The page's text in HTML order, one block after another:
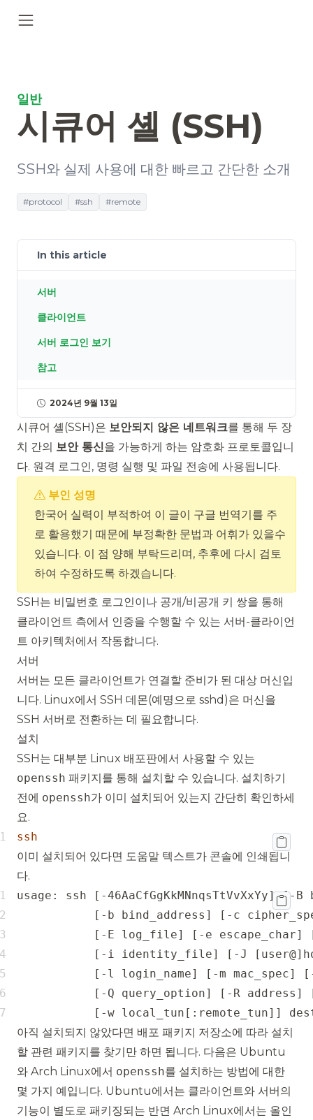
일반
시큐어 셸 (SSH)
SSH와 실제 사용에 대한 빠르고 간단한 소개
#protocol #ssh #remote
시큐어 셸(SSH)은 보안되지 않은 네트워크를 통해 두 장
치 간의 보안 통신을 가능하게 하는 암호화 프로토콜입니
다. 원격 로그인, 명령 실행 및 파일 전송에 사용됩니다.
부인 성명
한국어 실력이 부적하여 이 글이 구글 번역기를 주
로 활용했기 때문에 부정확한 문법과 어휘가 있을수
있습니다. 이 점 양해 부탁드리며, 추후에 다시 검토
하여 수정하도록 하겠습니다.
SSH는 비밀번호 로그인이나 공개/비공개 키 쌍을 통해
클라이언트 측에서 인증을 수행할 수 있는 서버-클라이언
트 아키텍처에서 작동합니다.
서버
서버는 모든 클라이언트가 연결할 준비가 된 대상 머신입
니다. Linux에서 SSH 데몬(예명으로 sshd)은 머신을
SSH 서버로 전환하는 데 필요합니다.
설치
SSH는 대부분 Linux 배포판에서 사용할 수 있는
openssh 패키지를 통해 설치할 수 있습니다. 설치하기
전에 openssh가 이미 설치되어 있는지 간단히 확인하세
요.
ssh
이미 설치되어 있다면 도움말 텍스트가 콘솔에 인쇄됩니
다.
[-w local_tun[:remote_tun]]
아직 설치되지 않았다면 배포 패키지 저장소에 따라 설치
할 관련 패키지를 찾기만 하면 됩니다. 다음은 Ubuntu
와 Arch Linux에서 openssh를 설치하는 방법에 대한
몇 가지 예입니다. Ubuntu에서는 클라이언트와 서버의
기능이 별도로 패키징되는 반면 Arch Linux에서는 올인
In this article
서버
클라이언트
서버 로그인 보기
참고
2024년 9월 13일